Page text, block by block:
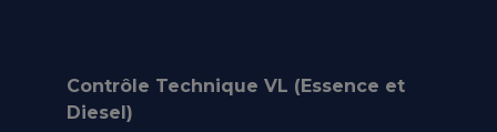
Contrôle Technique VL (Essence et
Diesel)